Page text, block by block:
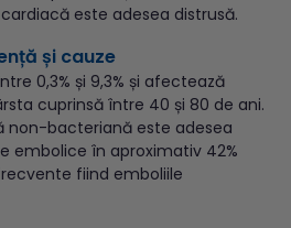
este adesea distrusă.
și cauze
0,3% și 9,3% și afectează
cuprinsă între 40 și 80 de ani.
non-bacteriană este adesea
embolice în aproximativ 42%
fiind emboliile